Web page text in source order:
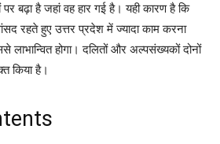
बढ़ा है जहां वह हार गई है। यही कारण है कि
रहते हुए उत्तर प्रदेश में ज्यादा काम करना
लाभान्वित होगा। दलितों और अल्पसंख्यकों दोनों
किया है।